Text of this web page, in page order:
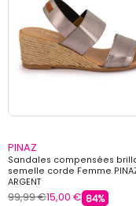
PINAZ
Sandales compensées
semelle corde Femme
ARGENT
99,99 €15,00 € 84%